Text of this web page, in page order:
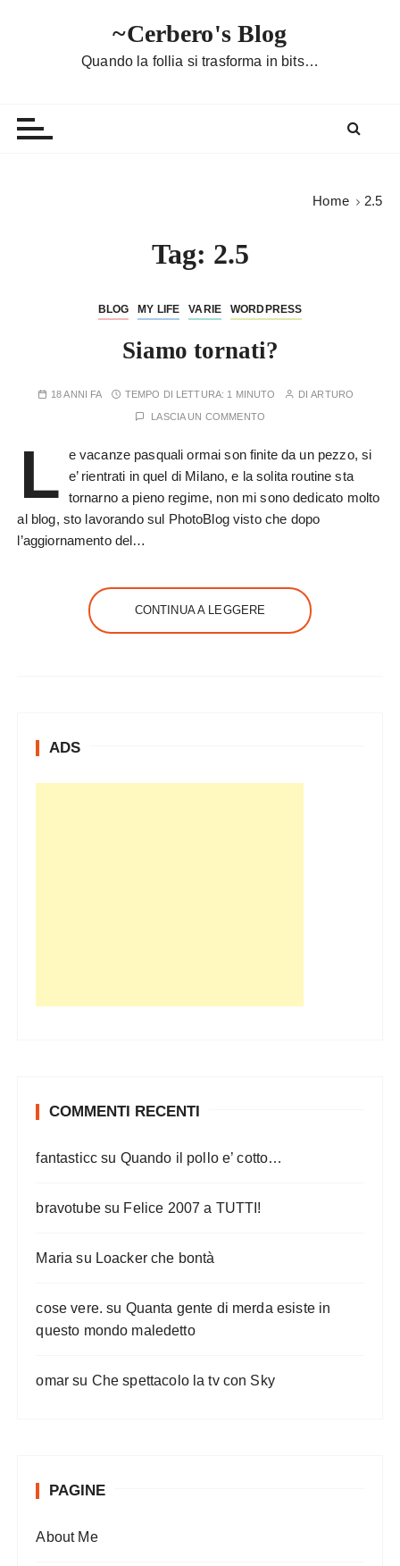
~Cerbero's Blog
Quando la follia si trasforma in bits…
Home 2.5
Tag: 2.5
BLOG MY LIFE VARIE WORDPRESS
Siamo tornati?
18 ANNI FA TEMPO DI LETTURA: 1 MINUTO DIARTURO
LASCIA UN COMMENTO
L
e vacanze pasquali ormai son finite da un pezzo, si
e’ rientrati in quel di Milano, e la solita routine sta
tornarno a pieno regime, non mi sono dedicato molto
al blog, sto lavorando sul PhotoBlog visto che dopo
l’aggiornamento del…
CONTINUA A LEGGERE
ADS
COMMENTI RECENTI
fantasticc su Quando il pollo e’ cotto…
bravotubesu Felice 2007 a TUTTI!
Maria su Loacker che bontà
cose vere. su Quanta gente di merda esiste in
questo mondo maledetto
omar su Che spettacolo la tv con Sky
PAGINE
About Me